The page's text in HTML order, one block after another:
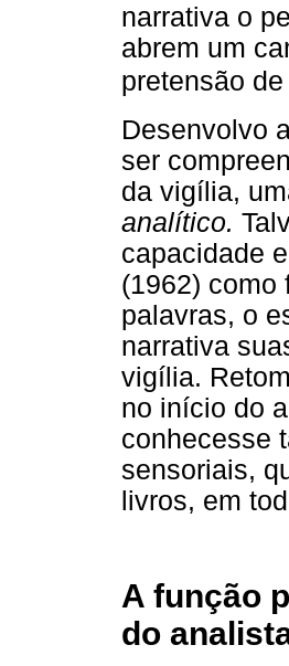
narrativa o
abrem um
pretensão
Desenvolvo
ser
da vigília,
analítico.
capacidade
(1962) como
palavras, o
narrativa
vigília.
no início do
conhecesse
sensoriais,
livros, em
A função
do